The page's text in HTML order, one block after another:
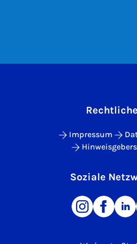
Impressum
Soziale